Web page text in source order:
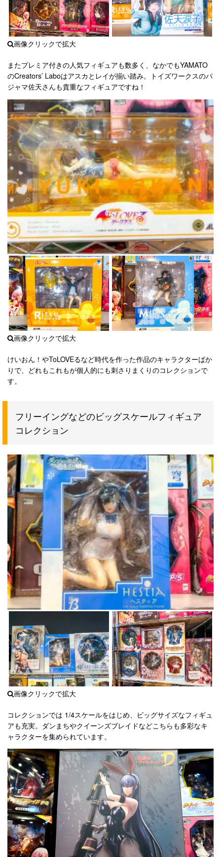
またプレミア付きの人気フィギュアも数多く、なかでもYAMATO
のCreators’ Laboはアスカとレイが揃い踏み。トイズワークスのパ
ジャマ佐天さんも貴重なフィギュアですね！
けいおん！やToLOVEるなど時代を作った作品のキャラクターばか
りで、どれもこれもが個人的にも刺さりまくりのコレクションで
す。
フリーイングなどのビッグスケールフィギュア
コレクション
コレクションでは 1/4スケールをはじめ、ビッグサイズなフィギュ
アも充実。ダンまちやクイーンズブレイドなどこちらも多彩なキ
ャラクターを集められています。